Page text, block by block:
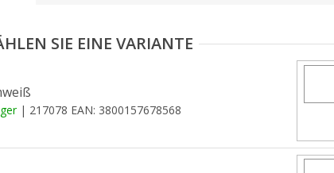
| 217078 EAN: 3800157678568